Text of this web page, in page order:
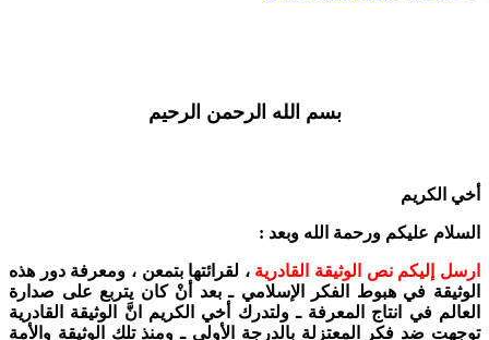
بسم الله الرحمن الرحيم
أخي الكريم
السلام عليكم ورحمة الله وبعد :
ارسل إليكم نص الوثيقة القادرية ، لقرائتها بتمعن ، ومعرفة دور هذه
الوثيقة في هبوط الفكر الإسلامي ـ بعد أنْ كان يتربع على صدارة
العالم في انتاج المعرفة ـ ولتدرك أخي الكريم انَّ الوثيقة القادرية
توجهت ضد فكر المعتزلة بالدرجة الأولى ـ ومنذ تلك الوثيقة والأمة